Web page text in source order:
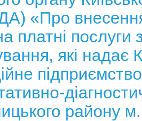
«Про
платні послуги
які надає
підприємство
району